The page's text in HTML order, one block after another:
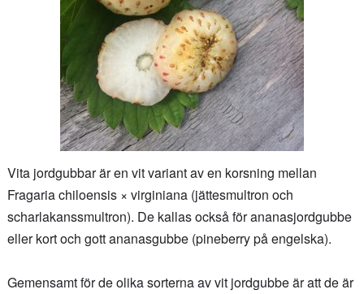
Vita jordgubbar är en vit variant av en korsning mellan
Fragaria chiloensis × virginiana (jättesmultron och
scharlakanssmultron). De kallas också för ananasjordgubbe
eller kort och gott ananasgubbe (pineberry på engelska).
Gemensamt för de olika sorterna av vit jordgubbe är att de är